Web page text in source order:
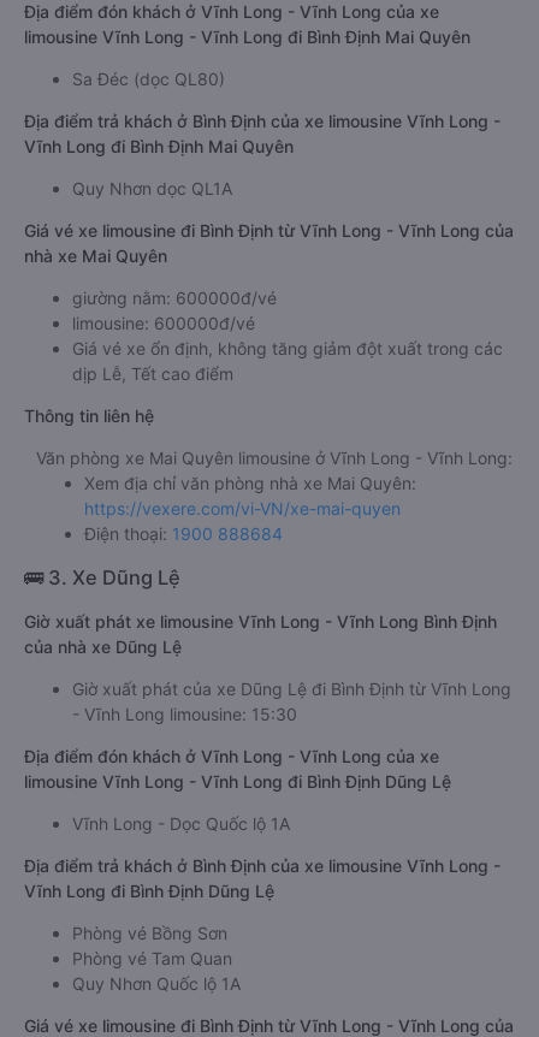
Địa điểm đón khách ở Vĩnh Long - Vĩnh Long của xe
limousine Vĩnh Long - Vĩnh Long đi Bình Định Mai Quyên
Sa Đéc (dọc QL80)
Địa điểm trả khách ở Bình Định của xe limousine Vĩnh Long -
Vĩnh Long đi Bình Định Mai Quyên
Quy Nhơn dọc QL1A
Giá vé xe limousine đi Bình Định từ Vĩnh Long - Vĩnh Long của
nhà xe Mai Quyên
giường nằm: 600000đ/vé
limousine: 600000đ/vé
Giá vé xe ổn định, không tăng giảm đột xuất trong các
dịp Lễ, Tết cao điểm
Thông tin liên hệ
Văn phòng xe Mai Quyên limousine ở Vĩnh Long - Vĩnh Long:
Xem địa chỉ văn phòng nhà xe Mai Quyên:
https://vexere.com/vi-VN/xe-mai-quyen
Điện thoại: 1900 888684
🚌 3. Xe Dũng Lệ
Giờ xuất phát xe limousine Vĩnh Long - Vĩnh Long Bình Định
của nhà xe Dũng Lệ
Giờ xuất phát của xe Dũng Lệ đi Bình Định từ Vĩnh Long
- Vĩnh Long limousine: 15:30
Địa điểm đón khách ở Vĩnh Long - Vĩnh Long của xe
limousine Vĩnh Long - Vĩnh Long đi Bình Định Dũng Lệ
Vĩnh Long - Dọc Quốc lộ 1A
Địa điểm trả khách ở Bình Định của xe limousine Vĩnh Long -
Vĩnh Long đi Bình Định Dũng Lệ
Phòng vé Bồng Sơn
Phòng vé Tam Quan
Quy Nhơn Quốc lộ 1A
Giá vé xe limousine đi Bình Định từ Vĩnh Long - Vĩnh Long của